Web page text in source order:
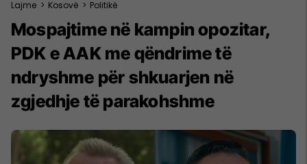
Lajme > Kosovë > Politikë
Mospajtime në kampin opozitar,
PDK e AAK me qëndrime të
ndryshme për shkuarjen në
zgjedhje të parakohshme